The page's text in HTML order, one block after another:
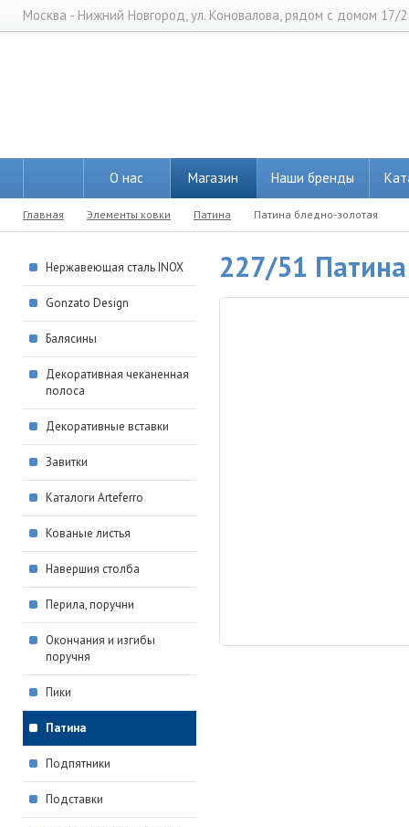
Москва - Нижний Новгород, ул. Коновалова, рядом с домом 17/2
О нас Магазин Наши бренды
Главная Элементы ковки Патина Патина бледно-золотая
Нержавеющая сталь INOX
Gonzato Design
Балясины
Декоративная чеканенная
полоса
Декоративные вставки
Завитки
Каталоги Arteferro
Кованые листья
Навершия столба
Перила, поручни
Окончания и изгибы
поручня
Пики
Патина
Подпятники
Подставки
227/51